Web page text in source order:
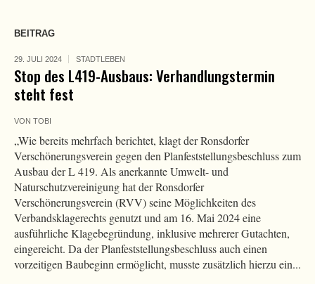
BEITRAG
29. JULI 2024 STADTLEBEN
Stop des L419-Ausbaus: Verhandlungstermin
steht fest
VON TOBI
„Wie bereits mehrfach berichtet, klagt der Ronsdorfer
Verschönerungsverein gegen den Planfeststellungsbeschluss zum
Ausbau der L 419. Als anerkannte Umwelt- und
Naturschutzvereinigung hat der Ronsdorfer
Verschönerungsverein (RVV) seine Möglichkeiten des
Verbandsklagerechts genutzt und am 16. Mai 2024 eine
ausführliche Klagebegründung, inklusive mehrerer Gutachten,
eingereicht. Da der Planfeststellungsbeschluss auch einen
vorzeitigen Baubeginn ermöglicht, musste zusätzlich hierzu ein...